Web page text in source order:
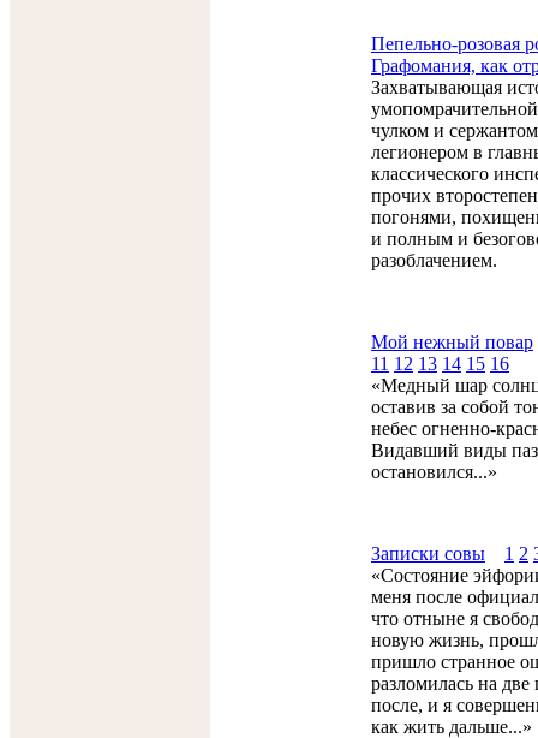
Пепельно-розовая
Графомания, как
Захватывающая
чулком и
легионером в
классического
прочих
погонями,
и полным и
разоблачением.
Мой нежный повар
11 12 13 14 15 16
«Медный шар
оставив за собой
небес огненно-
Видавший виды
остановился...»
Записки совы 1 2
«Состояние
меня после
что отныне я
новую жизнь,
пришло странное
разломилась на
после, и я
как жить дальше...»